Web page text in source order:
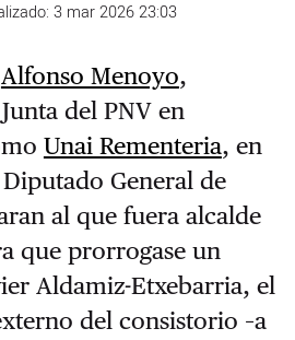
3 mar 2026 23:03
Alfonso Menoyo,
del PNV en
Unai Rementeria, en
General de
al que fuera alcalde
que prorrogase un
Aldamiz-Etxebarria, el
del consistorio –a